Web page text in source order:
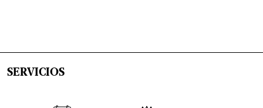
SERVICIOS